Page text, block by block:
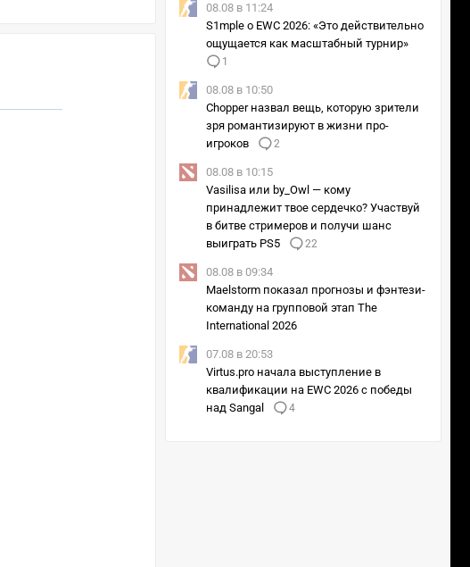
08.08 в 11:24
S1mple о EWC 2026: «Это действительно
ощущается как масштабный турнир»
1
08.08 в 10:50
Chopper назвал вещь, которую зрители
зря романтизируют в жизни про-
игроков
2
08.08 в 10:15
Vasilisa или by_Owl — кому
принадлежит твое сердечко? Участвуй
в битве стримеров и получи шанс
выиграть PS5
22
08.08 в 09:34
Maelstorm показал прогнозы и фэнтези-
команду на групповой этап The
International 2026
07.08 в 20:53
Virtus.pro начала выступление в
квалификации на EWC 2026 с победы
над Sangal
4